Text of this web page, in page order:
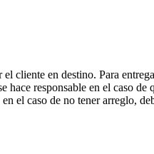
cliente en destino. Para
responsable en el caso
el caso de no tener arreglo,